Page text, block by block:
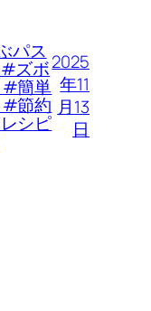
パス
ズボ
#簡単
節約
シピ
2025
年11
月13
日